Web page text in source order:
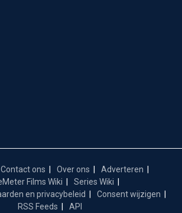
Contact ons Over ons
Adverteren
Films Wiki
Series Wiki
en privacybeleid
Consent wijzigen
RSS Feeds
API